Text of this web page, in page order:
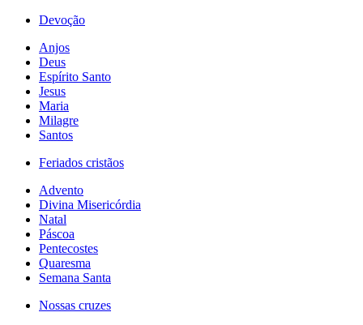
Devoção
Anjos
Deus
Espírito Santo
Jesus
Maria
Milagre
Santos
Feriados cristãos
Advento
Divina Misericórdia
Natal
Páscoa
Pentecostes
Quaresma
Semana Santa
Nossas cruzes